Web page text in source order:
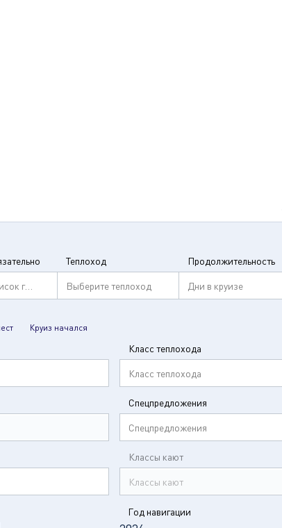
городов
Теплоход
Выберите теплоход
Продолжительность
Дни в круизе
Круиз начался
Класс теплохода
Класс теплохода
Спецпредложения
Спецпредложения
Классы кают
Классы кают
Год навигации